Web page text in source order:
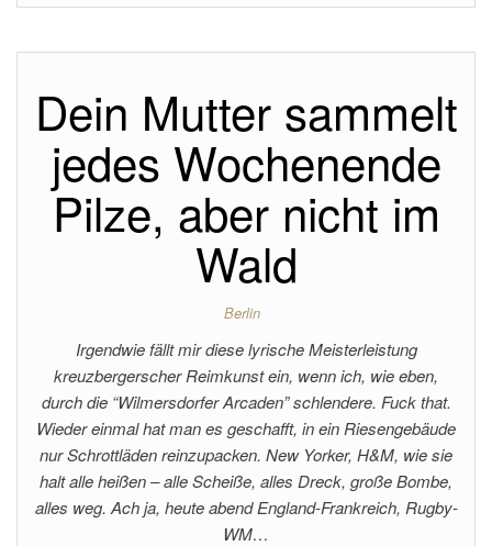
Dein Mutter sammelt
jedes Wochenende
Pilze, aber nicht im
Wald
Berlin
Irgendwie fällt mir diese lyrische Meisterleistung
kreuzbergerscher Reimkunst ein, wenn ich, wie eben,
durch die “Wilmersdorfer Arcaden” schlendere. Fuck that.
Wieder einmal hat man es geschafft, in ein Riesengebäude
nur Schrottläden reinzupacken. New Yorker, H&M, wie sie
halt alle heißen – alle Scheiße, alles Dreck, große Bombe,
alles weg. Ach ja, heute abend England-Frankreich, Rugby-
WM…